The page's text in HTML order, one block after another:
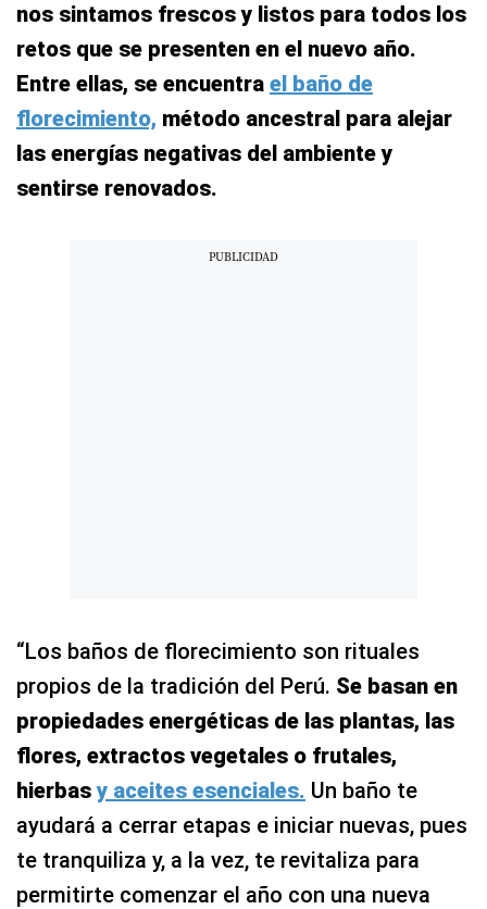
nos sintamos frescos y listos para todos los
retos que se presenten en el nuevo año.
Entre ellas, se encuentra el baño de
florecimiento, método ancestral para alejar
las energías negativas del ambiente y
sentirse renovados.
“Los baños de florecimiento son rituales
propios de la tradición del Perú. Se basan en
propiedades energéticas de las plantas, las
flores, extractos vegetales o frutales,
hierbasy aceites esenciales. Un baño te
ayudará a cerrar etapas e iniciar nuevas, pues
te tranquiliza y, a la vez, te revitaliza para
permitirte comenzar el año con una nueva